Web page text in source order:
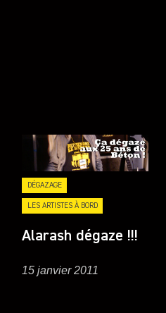
DÉGAZAGE
LES ARTISTES À BORD
Alarash dégaze !!!
15 janvier 2011